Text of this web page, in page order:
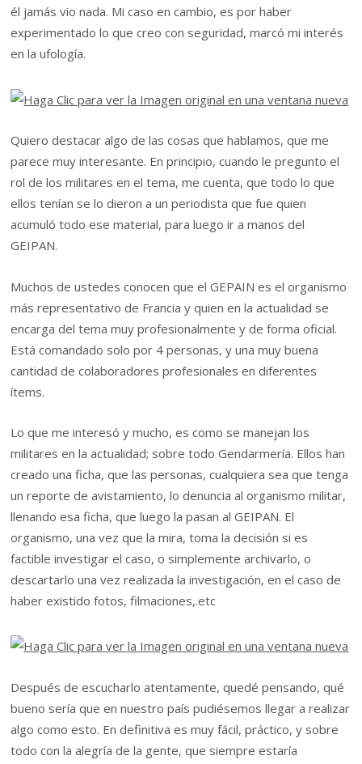
él jamás vio nada. Mi caso en cambio, es por haber
experimentado lo que creo con seguridad, marcó mi interés
en la ufología.
Quiero destacar algo de las cosas que hablamos, que me
parece muy interesante. En principio, cuando le pregunto el
rol de los militares en el tema, me cuenta, que todo lo que
ellos tenían se lo dieron a un periodista que fue quien
acumuló todo ese material, para luego ir a manos del
GEIPAN.
Muchos de ustedes conocen que el GEPAIN es el organismo
más representativo de Francia y quien en la actualidad se
encarga del tema muy profesionalmente y de forma oficial.
Está comandado solo por 4 personas, y una muy buena
cantidad de colaboradores profesionales en diferentes
ítems.
Lo que me interesó y mucho, es como se manejan los
militares en la actualidad; sobre todo Gendarmería. Ellos han
creado una ficha, que las personas, cualquiera sea que tenga
un reporte de avistamiento, lo denuncia al organismo militar,
llenando esa ficha, que luego la pasan al GEIPAN. El
organismo, una vez que la mira, toma la decisión si es
factible investigar el caso, o simplemente archivarlo, o
descartarlo una vez realizada la investigación, en el caso de
haber existido fotos, filmaciones,.etc
Después de escucharlo atentamente, quedé pensando, qué
bueno sería que en nuestro país pudiésemos llegar a realizar
algo como esto. En definitiva es muy fácil, práctico, y sobre
todo con la alegría de la gente, que siempre estaría